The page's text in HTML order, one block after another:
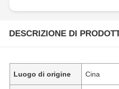
DESCRIZIONE DI
Luogo di origine Cina